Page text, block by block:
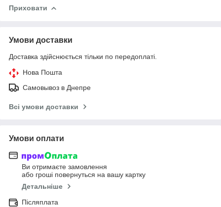
Приховати
Умови доставки
Доставка здійснюється тільки по передоплаті.
Нова Пошта
Самовывоз в Днепре
Всі умови доставки
Умови оплати
Ви отримаєте замовлення
або гроші повернуться на вашу картку
Детальніше
Післяплата